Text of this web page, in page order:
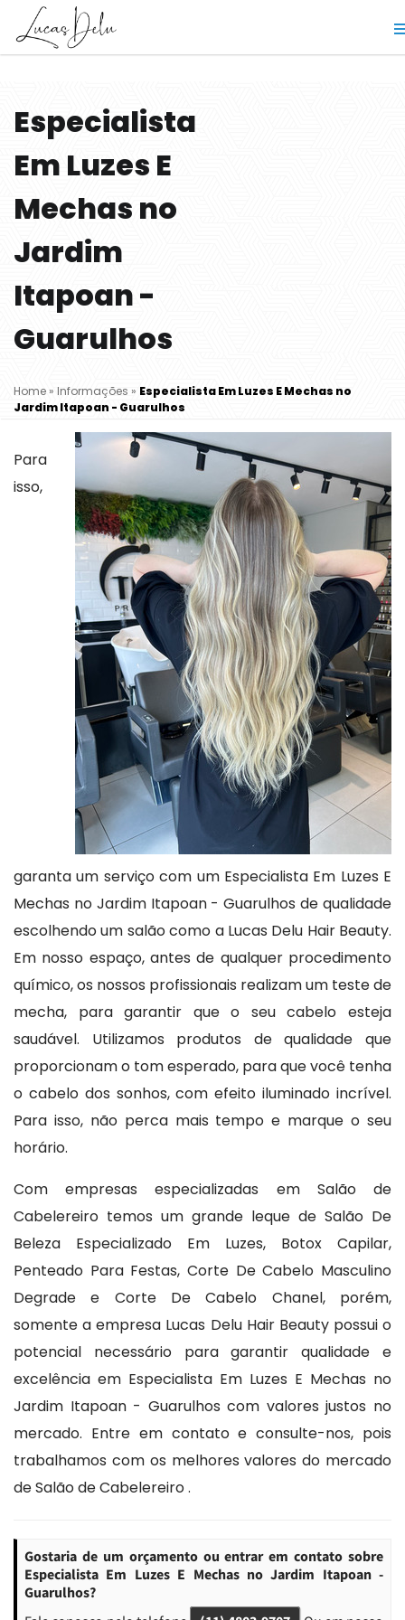
Especialista
Em Luzes E
Mechas no
Jardim
Itapoan -
Guarulhos
Home» Informações » Especialista Em Luzes E Mechas no
Jardim Itapoan - Guarulhos
Para
isso,
garanta um serviço com um Especialista Em Luzes E
Mechas no Jardim Itapoan - Guarulhos de qualidade
escolhendo um salão como a Lucas Delu Hair Beauty.
Em nosso espaço, antes de qualquer procedimento
químico, os nossos profissionais realizam um teste de
mecha, para garantir que o seu cabelo esteja
saudável. Utilizamos produtos de qualidade que
proporcionam o tom esperado, para que você tenha
o cabelo dos sonhos, com efeito iluminado incrível.
Para isso, não perca mais tempo e marque o seu
horário.
Com empresas especializadas em Salão de
Cabelereiro temos um grande leque de Salão De
Beleza Especializado Em Luzes, Botox Capilar,
Penteado Para Festas, Corte De Cabelo Masculino
Degrade e Corte De Cabelo Chanel, porém,
somente a empresa Lucas Delu Hair Beauty possui o
potencial necessário para garantir qualidade e
excelência em Especialista Em Luzes E Mechas no
Jardim Itapoan - Guarulhos com valores justos no
mercado. Entre em contato e consulte-nos, pois
trabalhamos com os melhores valores do mercado
de Salão de Cabelereiro .
Gostaria de um orçamento ou entrar em contato sobre
Especialista Em Luzes E Mechas no Jardim Itapoan -
Guarulhos?